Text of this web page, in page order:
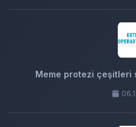
Meme protezi çeşitleri